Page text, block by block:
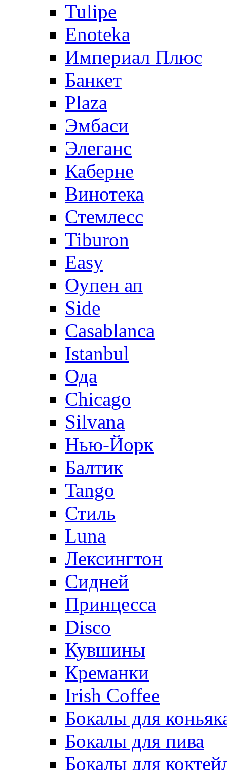
Tulipe
Enoteka
Империал Плюс
Банкет
Plaza
Эмбаси
Элеганс
Каберне
Винотека
Стемлесс
Tiburon
Easy
Оупен ап
Side
Casablanca
Istanbul
Ода
Chicago
Silvana
Нью-Йорк
Балтик
Tango
Стиль
Luna
Лексингтон
Сидней
Принцесса
Disco
Кувшины
Креманки
Irish Coffee
Бокалы для
Бокалы для пива
Бокалы для